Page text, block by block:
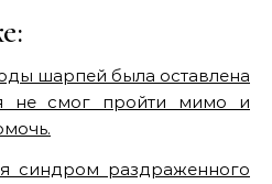
шарпей была оставлена
не смог пройти мимо и
синдром раздраженного